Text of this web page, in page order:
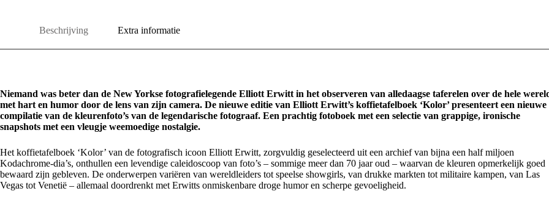
Beschrijving Extra informatie
Niemand was beter dan de New Yorkse fotografielegende Elliott Erwitt in het observeren van alledaagse taferelen over de hele
met hart en humor door de lens van zijn camera. De nieuwe editie van Elliott Erwitt’s koffietafelboek ‘Kolor’ presenteert een nieuwe
compilatie van de kleurenfoto’s van de legendarische fotograaf. Een prachtig fotoboek met een selectie van grappige, ironische
snapshots met een vleugje weemoedige nostalgie.
Het koffietafelboek ‘Kolor’ van de fotografisch icoon Elliott Erwitt, zorgvuldig geselecteerd uit een archief van bijna een half miljoen
Kodachrome-dia’s, onthullen een levendige caleidoscoop van foto’s – sommige meer dan 70 jaar oud – waarvan de kleuren opmerkelijk goed
bewaard zijn gebleven. De onderwerpen variëren van wereldleiders tot speelse showgirls, van drukke markten tot militaire kampen, van Las
Vegas tot Venetië – allemaal doordrenkt met Erwitts onmiskenbare droge humor en scherpe gevoeligheid.